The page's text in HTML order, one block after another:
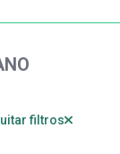
filtros